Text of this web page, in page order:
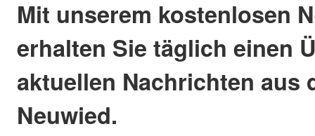
Mit unserem kostenlosen
erhalten Sie täglich einen
aktuellen Nachrichten aus
Neuwied.